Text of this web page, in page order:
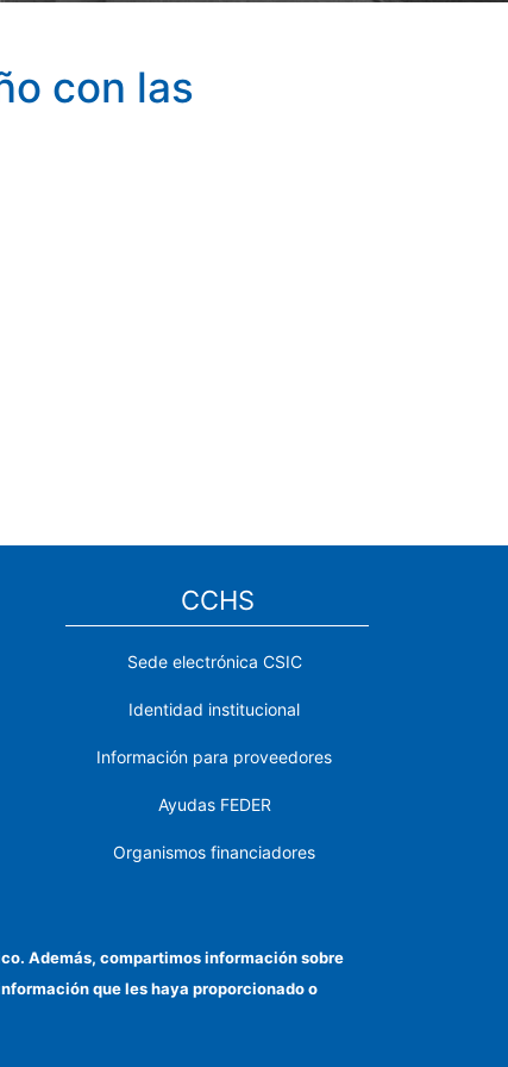
con las
CCHS
Sede electrónica CSIC
Identidad institucional
Información para proveedores
Ayudas FEDER
Organismos financiadores
Cómo llegar
Además, compartimos información sobre
que les haya proporcionado o